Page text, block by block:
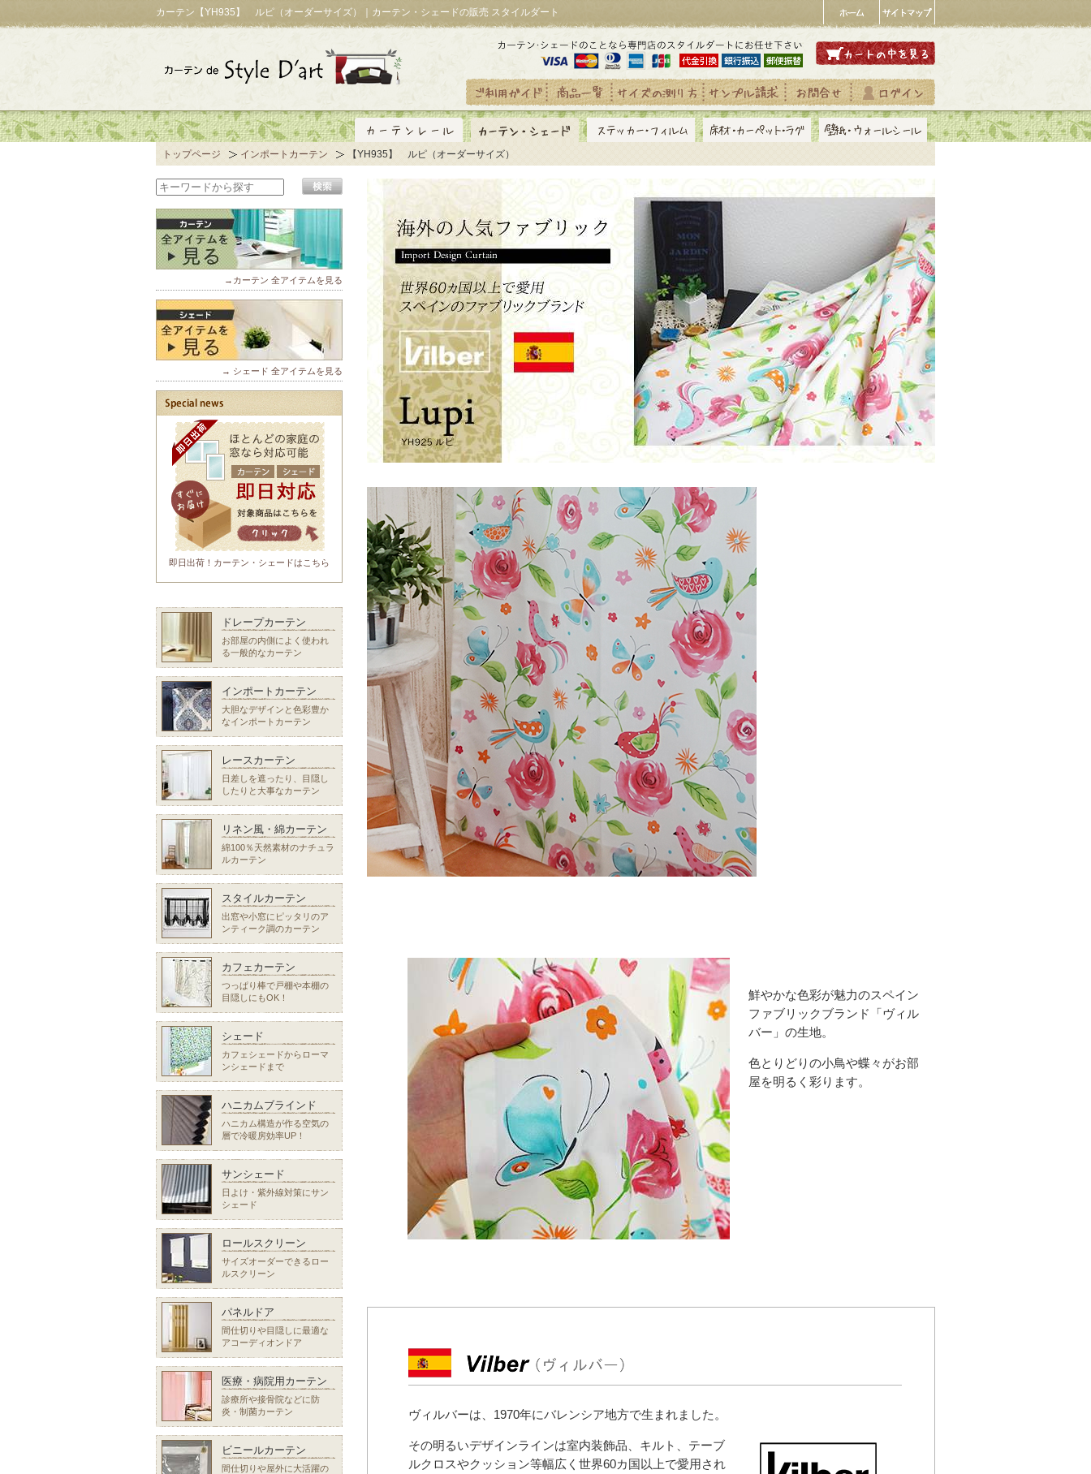
カーテン【YH935】 ルピ（オーダーサイズ）｜カーテン・シェードの販売 スタイルダート
トップページ インポートカーテン 【YH935】 ルピ（オーダーサイズ）
鮮やかな色彩が魅力のスペイン
ファブリックブランド「ヴィル
バー」の生地。
色とりどりの小鳥や蝶々がお部
屋を明るく彩ります。
ヴィルバーは、1970年にバレンシア地方で生まれました。
その明るいデザインラインは室内装飾品、キルト、テーブ
ルクロスやクッション等幅広く世界60カ国以上で愛用され
→カーテン 全アイテムを見る
→ シェード 全アイテムを見る
即日出荷！カーテン・シェードはこちら
ドレープカーテン
お部屋の内側によく使われ
る一般的なカーテン
インポートカーテン
大胆なデザインと色彩豊か
なインポートカーテン
レースカーテン
日差しを遮ったり、目隠し
したりと大事なカーテン
リネン風・綿カーテン
綿100％天然素材のナチュラ
ルカーテン
スタイルカーテン
出窓や小窓にピッタリのア
ンティーク調のカーテン
カフェカーテン
つっぱり棒で戸棚や本棚の
目隠しにもOK！
シェード
カフェシェードからローマ
ンシェードまで
ハニカムブラインド
ハニカム構造が作る空気の
層で冷暖房効率UP！
サンシェード
日よけ・紫外線対策にサン
シェード
ロールスクリーン
サイズオーダーできるロー
ルスクリーン
パネルドア
間仕切りや目隠しに最適な
アコーディオンドア
医療・病院用カーテン
診療所や接骨院などに防
炎・制菌カーテン
ビニールカーテン
間仕切りや屋外に大活躍の